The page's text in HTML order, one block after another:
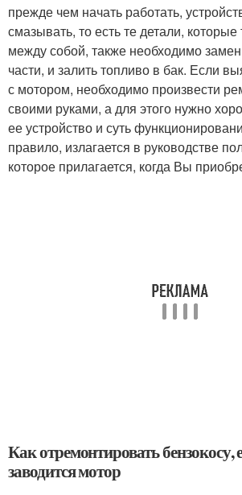
прежде чем начать работать,
смазывать, то есть те детали, которые
между собой, также необходимо
части, и залить топливо в бак. Если
с мотором, необходимо произвести
своими руками, а для этого нужно
ее устройство и суть
правило, излагается в руководстве
которое прилагается, когда Вы
Как отремонтировать бензокосу,
заводится мотор